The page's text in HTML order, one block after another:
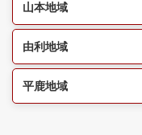
山本地域
由利地域
平鹿地域